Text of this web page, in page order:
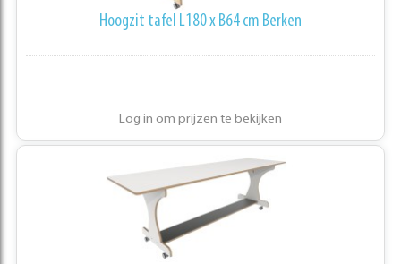
Hoogzit tafel L180 x B64 cm Berken
Log in om prijzen te bekijken